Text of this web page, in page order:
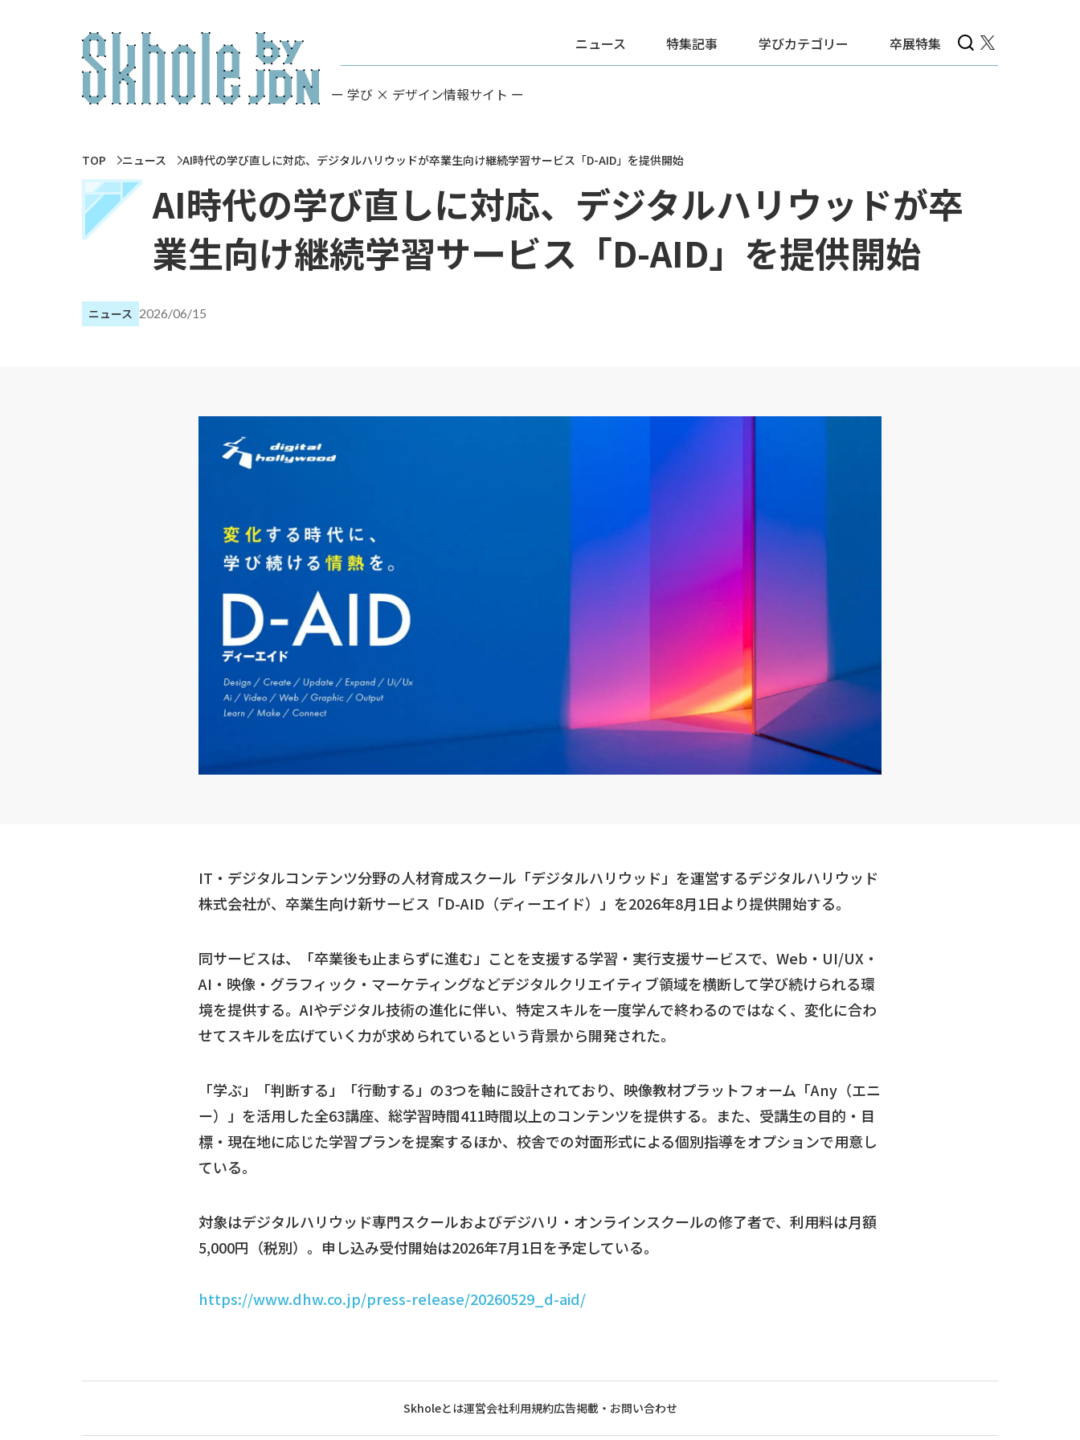
ー 学び × デザイン情報サイト ー
ニュース 特集記事 学びカテゴリー 卒展特集
TOP ニュース AI時代の学び直しに対応、デジタルハリウッドが卒業生向け継続学習サービス「D-AID」を提供開始
AI時代の学び直しに対応、デジタルハリウッドが卒
業生向け継続学習サービス「D-AID」を提供開始
ニュース 2026/06/15
IT・デジタルコンテンツ分野の人材育成スクール「デジタルハリウッド」を運営するデジタルハリウッド
株式会社が、卒業生向け新サービス「D-AID（ディーエイド）」を2026年8月1日より提供開始する。
同サービスは、「卒業後も止まらずに進む」ことを支援する学習・実行支援サービスで、Web・UI/UX・
AI・映像・グラフィック・マーケティングなどデジタルクリエイティブ領域を横断して学び続けられる環
境を提供する。AIやデジタル技術の進化に伴い、特定スキルを一度学んで終わるのではなく、変化に合わ
せてスキルを広げていく力が求められているという背景から開発された。
「学ぶ」「判断する」「行動する」の3つを軸に設計されており、映像教材プラットフォーム「Any（エニ
ー）」を活用した全63講座、総学習時間411時間以上のコンテンツを提供する。また、受講生の目的・目
標・現在地に応じた学習プランを提案するほか、校舎での対面形式による個別指導をオプションで用意し
ている。
対象はデジタルハリウッド専門スクールおよびデジハリ・オンラインスクールの修了者で、利用料は月額
5,000円（税別）。申し込み受付開始は2026年7月1日を予定している。
https://www.dhw.co.jp/press-release/20260529_d-aid/
Skholeとは運営会社利用規約広告掲載・お問い合わせ